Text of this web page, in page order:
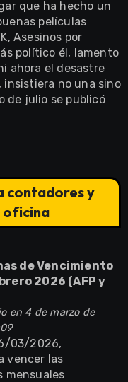
que ha hecho un
películas
Asesinos por
político él, lamento
ahora el desastre
insistiera no una sino
de julio se publicó
contadores y
oficina
de Vencimiento
2026 (AFP y
en 4 de marzo de
03/2026,
vencer las
mensuales